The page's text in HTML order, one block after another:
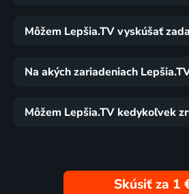
Môžem Lepšia.TV vyskúšať
Na akých zariadeniach
Môžem Lepšia.TV kedykoľvek
Skúsiť za 1